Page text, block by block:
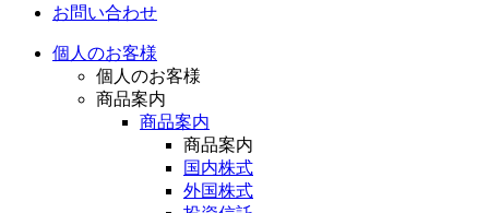
お問い合わせ
個人のお客様
個人のお客様
商品案内
商品案内
商品案内
国内株式
外国株式